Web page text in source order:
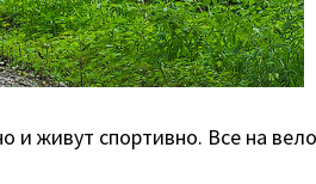
живут спортивно. Все на